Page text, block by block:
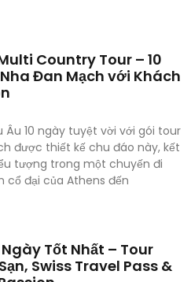
Country Tour – 10
Đan Mạch với Khách
10 ngày tuyệt vời với gói tour
được thiết kế chu đáo này, kết
tượng trong một chuyến đi
cổ đại của Athens đến
Tốt Nhất – Tour
Swiss Travel Pass &